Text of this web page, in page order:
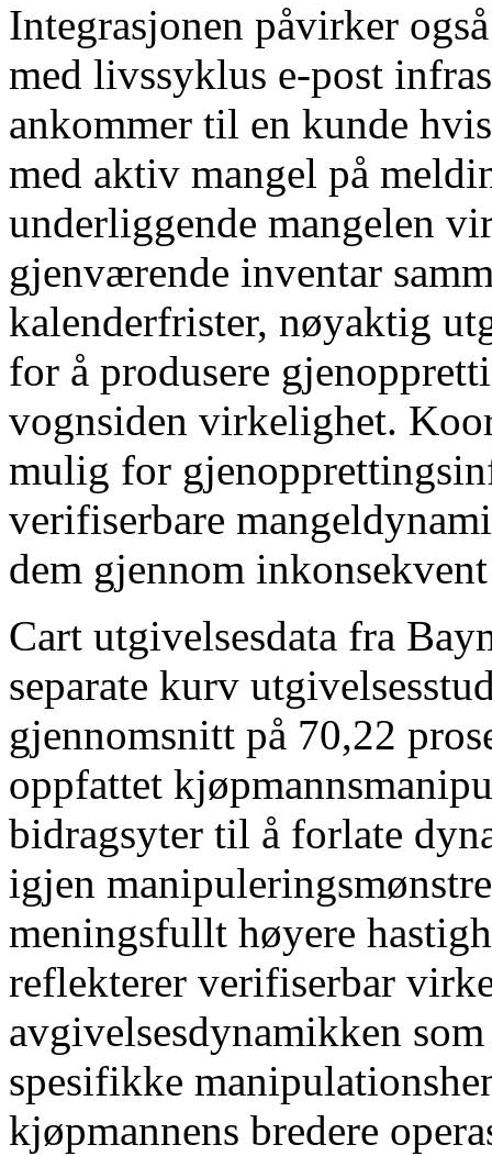
Integrasjonen påvirker
med livssyklus e-post
ankommer til en kunde
med aktiv mangel på
underliggende mangelen
gjenværende inventar
kalenderfrister, nøyaktig
for å produsere
vognsiden virkelighet.
mulig for
verifiserbare
dem gjennom
Cart utgivelsesdata fra
separate kurv
gjennomsnitt på 70,22
oppfattet
bidragsyter til å forlate
igjen
meningsfullt høyere
reflekterer verifiserbar
avgivelsesdynamikken
spesifikke
kjøpmannens bredere